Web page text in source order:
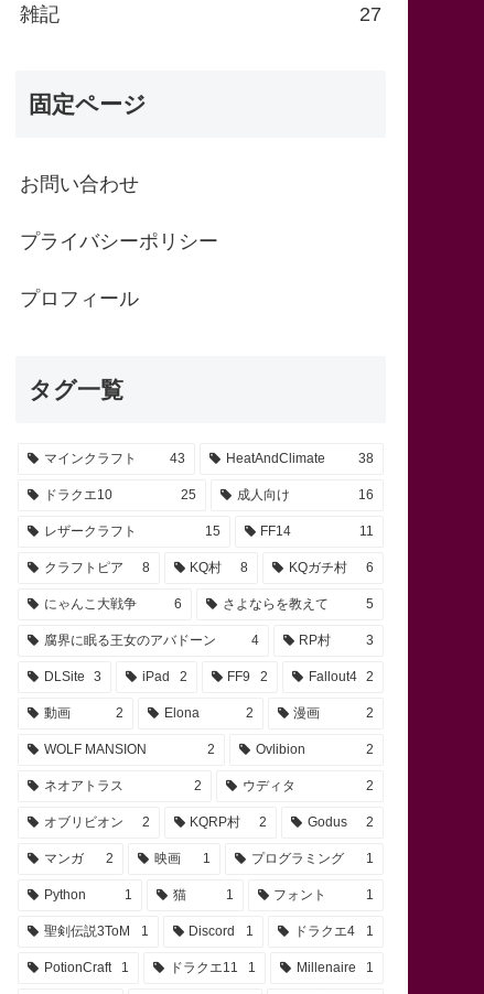
雑記 27
固定ページ
お問い合わせ
プライバシーポリシー
プロフィール
タグ一覧
マインクラフト 43 HeatAndClimate 38
ドラクエ10 25 成人向け 16
レザークラフト 15 FF14 11
クラフトピア 8 KQ村 8 KQガチ村 6
にゃんこ大戦争 6 さよならを教えて 5
腐界に眠る王女のアバドーン 4 RP村 3
DLSite 3 iPad 2 FF9 2 Fallout4 2
動画 2 Elona 2 漫画 2
WOLF MANSION 2 Ovlibion 2
ネオアトラス 2 ウディタ 2
オブリビオン 2 KQRP村 2 Godus 2
マンガ 2 映画 1 プログラミング 1
Python 1 猫 1 フォント 1
聖剣伝説3ToM 1 Discord 1 ドラクエ4 1
PotionCraft 1 ドラクエ11 1 Millenaire 1